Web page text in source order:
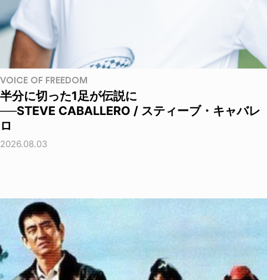
VOICE OF FREEDOM
半分に切った1足が伝説に
──STEVE CABALLERO / スティーブ・キャバレ
ロ
2026.08.03